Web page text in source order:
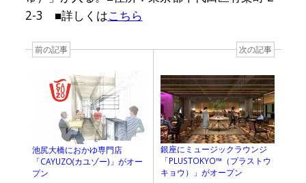
2-3 ■詳しくはこちら
前の記事
池尻大橋におかゆ専門店
「CAYUZO(カユゾー)」がオー
プン
次の記事
銀座にミュージックラウンジ
「PLUSTOKYO™️（プラストウ
キョウ）」がオープン